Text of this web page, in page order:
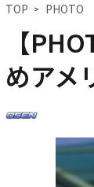
TOP PHOTO
【
めアメ